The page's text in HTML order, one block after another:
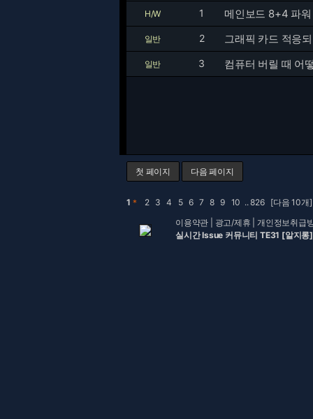
H/W 1 메인보드 8+4 파
일반 2 그래픽 카드 적응
일반 3 컴퓨터 버릴 때 어
첫 페이지 다음 페이지
1 ＊ 2 3 4 5 6 7 8 9 10 ..826 [다음 10개]
이용약관
광고/제휴 |개인정보취급
실시간 Issue 커뮤니티 TE31 [알지